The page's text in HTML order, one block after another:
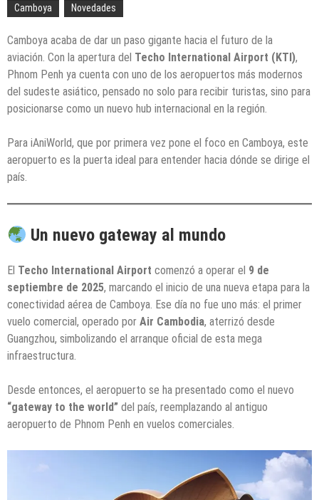
Camboya Novedades
Camboya acaba de dar un paso gigante hacia el futuro de la
aviación. Con la apertura del Techo International Airport (KTI),
Phnom Penh ya cuenta con uno de los aeropuertos más modernos
del sudeste asiático, pensado no solo para recibir turistas, sino para
posicionarse como un nuevo hub internacional en la región.
Para iAniWorld, que por primera vez pone el foco en Camboya, este
aeropuerto es la puerta ideal para entender hacia dónde se dirige el
país.
Un nuevo gateway al mundo
El Techo International Airport comenzó a operar el 9 de
septiembre de 2025, marcando el inicio de una nueva etapa para la
conectividad aérea de Camboya. Ese día no fue uno más: el primer
vuelo comercial, operado por Air Cambodia, aterrizó desde
Guangzhou, simbolizando el arranque oficial de esta mega
infraestructura.
Desde entonces, el aeropuerto se ha presentado como el nuevo
“gateway to the world” del país, reemplazando al antiguo
aeropuerto de Phnom Penh en vuelos comerciales.